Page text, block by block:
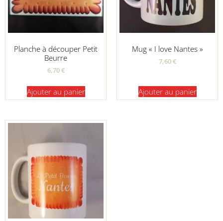
Planche à découper Petit
Beurre
6,70€
Ajouter au panier
Mug « I love Nantes »
7,60€
Ajouter au panier